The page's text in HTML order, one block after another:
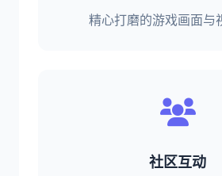
精心打磨的游戏画面与
社区互动